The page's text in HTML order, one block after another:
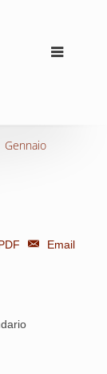
Gennaio
Email